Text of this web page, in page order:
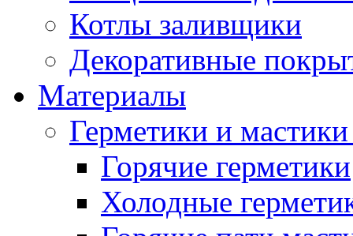
Котлы заливщики
Декоративные
Материалы
Герметики и
Горячие герметики
Холодные